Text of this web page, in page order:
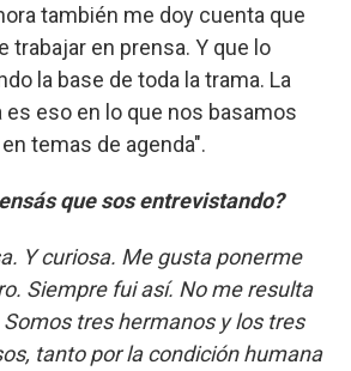
también me doy cuenta que
trabajar en prensa. Y que lo
la base de toda la trama. La
es eso en lo que nos basamos
temas de agenda".
que sos entrevistando?
Y curiosa. Me gusta ponerme
Siempre fui así. No me resulta
tres hermanos y los tres
tanto por la condición humana